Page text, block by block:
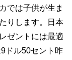
では子供が生ま
りします。日本
ゼントには最適
ドル50セント昨